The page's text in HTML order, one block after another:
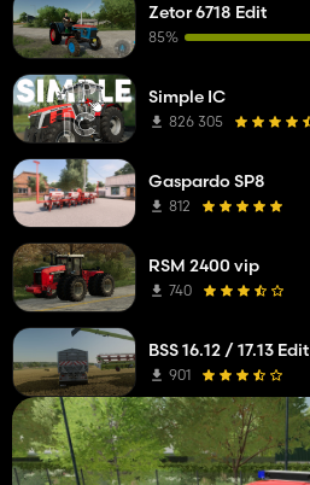
Zetor 6718 Edit
85%
Simple IC
826 305
Gaspardo SP8
812
RSM 2400 vip
740
BSS 16.12 / 17.13 Edit
901